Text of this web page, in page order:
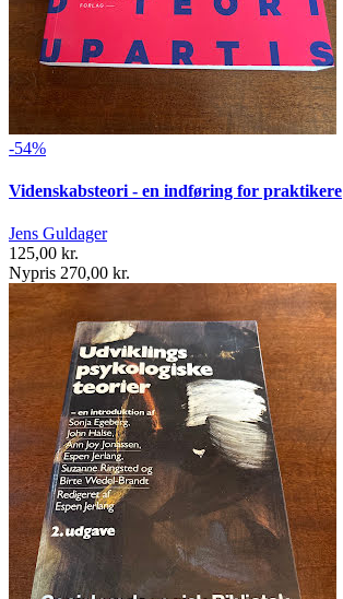
-54%
Videnskabsteori - en indføring for praktikere
Jens Guldager
125,00 kr.
Nypris 270,00 kr.